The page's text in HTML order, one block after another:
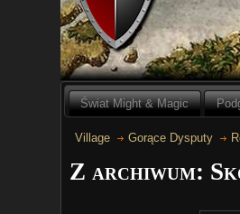
Świat Might & Magic
Village Gorące Dysputy
Z archiwum: